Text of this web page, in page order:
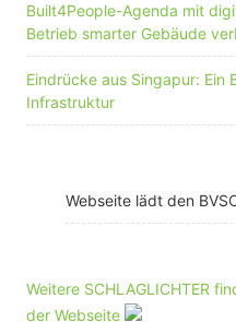
Built4People-Agenda mit
Betrieb smarter Gebäude
Eindrücke aus Singapur:
Infrastruktur
Webseite lädt den
Weitere SCHLAGLICHTER
der Webseite